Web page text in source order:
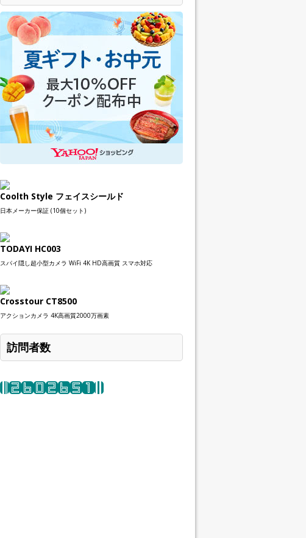
Coolth Style フェイスシールド
日本メーカー保証 (10個セット)
TODAYI HC003
スパイ隠し超小型カメラ WiFi 4K HD高画質 スマホ対応
Crosstour CT8500
アクションカメラ 4K高画質2000万画素
訪問者数